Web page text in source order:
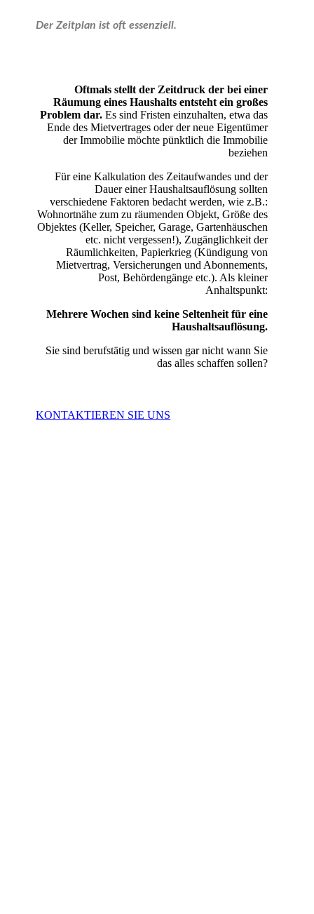
Der Zeitplan ist oft essenziell.
Oftmals stellt der Zeitdruck der bei einer
Räumung eines Haushalts entsteht ein großes
Problem dar.Es sind Fristen einzuhalten, etwa das
Ende des Mietvertrages oder der neue Eigentümer
der Immobilie möchte pünktlich die Immobilie
beziehen
Für eine Kalkulation des Zeitaufwandes und der
Dauer einer Haushaltsauflösung sollten
verschiedene Faktoren bedacht werden, wie z.B.:
Wohnortnähe zum zu räumenden Objekt, Größe des
Objektes (Keller, Speicher, Garage, Gartenhäuschen
etc. nicht vergessen!), Zugänglichkeit der
Räumlichkeiten, Papierkrieg (Kündigung von
Mietvertrag, Versicherungen und Abonnements,
Post, Behördengänge etc.). Als kleiner
Anhaltspunkt:
Mehrere Wochen sind keine Seltenheit für eine
Haushaltsauflösung.
Sie sind berufstätig und wissen gar nicht wann Sie
das alles schaffen sollen?
KONTAKTIEREN SIE UNS